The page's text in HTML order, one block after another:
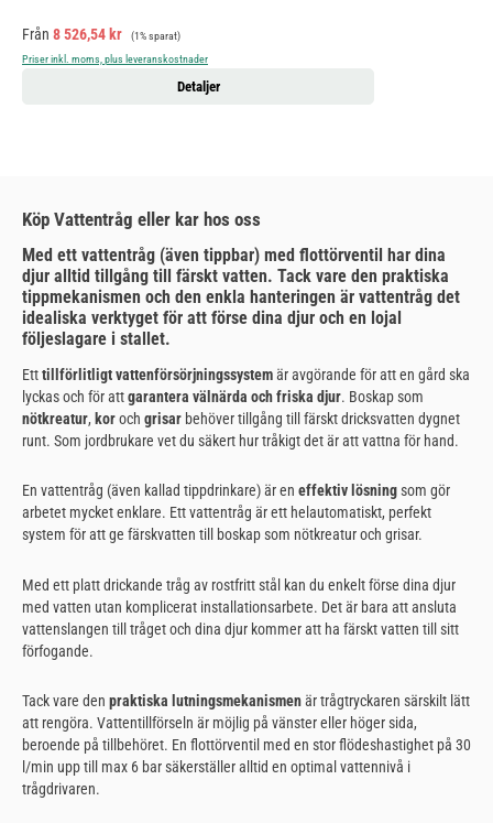
Försäljningspris:
Från 8 526,54 kr Ordinarie pris:
(1% sparat)
Priser inkl. moms, plus leveranskostnader
Detaljer
Köp Vattentråg eller kar hos oss
Med ett vattentråg (även tippbar) med flottörventil har dina
djur alltid tillgång till färskt vatten. Tack vare den praktiska
tippmekanismen och den enkla hanteringen är vattentråg det
idealiska verktyget för att förse dina djur och en lojal
följeslagare i stallet.
Etttillförlitligt vattenförsörjningssystemär avgörande för att en gård ska
lyckas och för attgarantera välnärda och friska djur. Boskap som
nötkreatur, koroch grisar behöver tillgång till färskt dricksvatten dygnet
runt. Som jordbrukare vet du säkert hur tråkigt det är att vattna för hand.
En vattentråg (även kallad tippdrinkare) är en effektiv lösningsom gör
arbetet mycket enklare. Ett vattentråg är ett helautomatiskt, perfekt
system för att ge färskvatten till boskap som nötkreatur och grisar.
Med ett platt drickande tråg av rostfritt stål kan du enkelt förse dina djur
med vatten utan komplicerat installationsarbete. Det är bara att ansluta
vattenslangen till tråget och dina djur kommer att ha färskt vatten till sitt
förfogande.
Tack vare den praktiska lutningsmekanismenär trågtryckaren särskilt lätt
att rengöra. Vattentillförseln är möjlig på vänster eller höger sida,
beroende på tillbehöret. En flottörventil med en stor flödeshastighet på 30
l/min upp till max 6 bar säkerställer alltid en optimal vattennivå i
trågdrivaren.